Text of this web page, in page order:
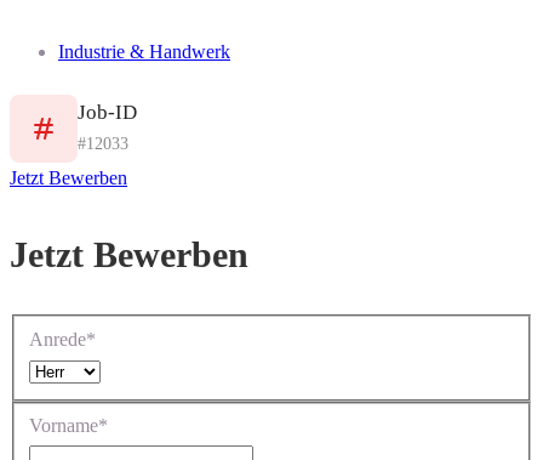
Industrie & Handwerk
Job-ID
#12033
Jetzt Bewerben
Jetzt Bewerben
Anrede*
Vorname*